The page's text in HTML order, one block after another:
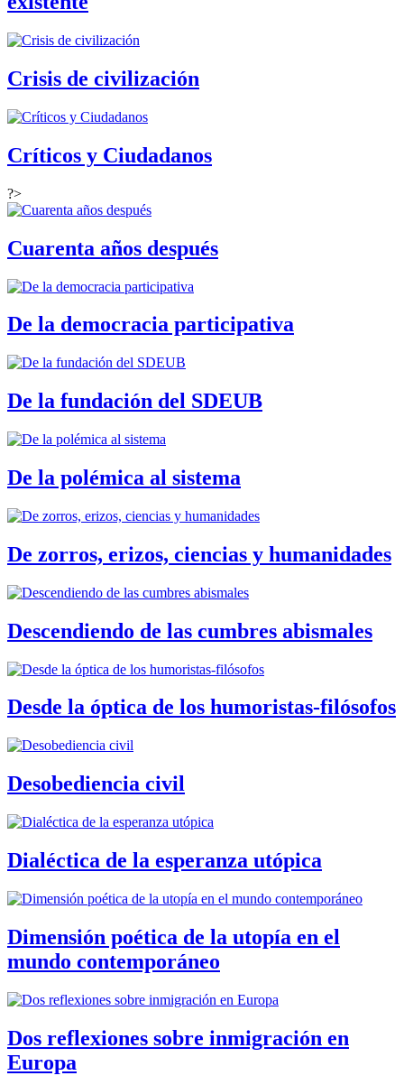
Crisis de civilización
Críticos y Ciudadanos
?>
Cuarenta años después
De la democracia participativa
De la fundación del SDEUB
De la polémica al sistema
De zorros, erizos, ciencias y humanidades
Descendiendo de las cumbres abismales
Desde la óptica de los humoristas-filósofos
Desobediencia civil
Dialéctica de la esperanza utópica
Dimensión poética de la utopía en el
mundo contemporáneo
Dos reflexiones sobre inmigración en
Europa